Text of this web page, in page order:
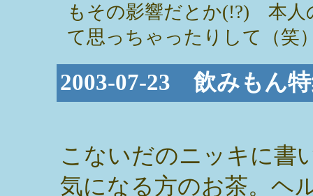
もその影響だとか(!?) 本人
て思っちゃったりして（笑
2003-07-23 飲みもん
こないだのニッキに書
気になる方のお茶。ヘ